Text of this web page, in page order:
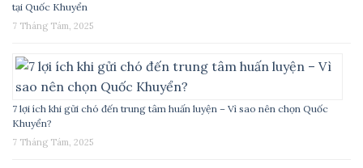
tại Quốc Khuyển
7 Tháng Tám, 2025
7 lợi ích khi gửi chó đến trung tâm huấn luyện – Vì sao nên chọn Quốc
Khuyển?
7 Tháng Tám, 2025